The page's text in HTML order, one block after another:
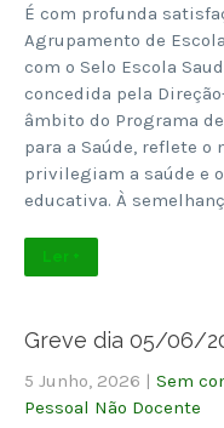
É com profunda
Agrupamento de
com o Selo Escola
concedida pela
âmbito do Programa
para a Saúde, reflete
privilegiam a saúde e
educativa. À
Ler +
Greve dia 05/06/
5 Junho, 2026 | Sem
Pessoal Não Docente